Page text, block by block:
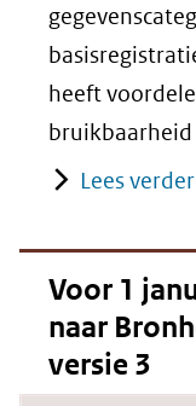
heeft
bruikbaarheid
Lees verder
Voor 1
naar
versie 3